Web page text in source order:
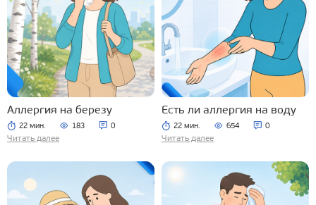
Аллергия на березу
22 мин. 183 0
Читать далее
Есть ли аллергия на воду
22 мин. 654 0
Читать далее